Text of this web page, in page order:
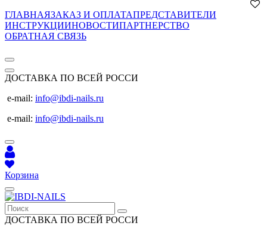
ГЛАВНАЯЗАКАЗ И ОПЛАТАПРЕДСТАВИТЕЛИ
ИНСТРУКЦИИНОВОСТИПАРТНЕРСТВО
ОБРАТНАЯ СВЯЗЬ
ДОСТАВКА ПО ВСЕЙ РОССИ
e-mail: info@ibdi-nails.ru
e-mail: info@ibdi-nails.ru
Корзина
ДОСТАВКА ПО ВСЕЙ РОССИ